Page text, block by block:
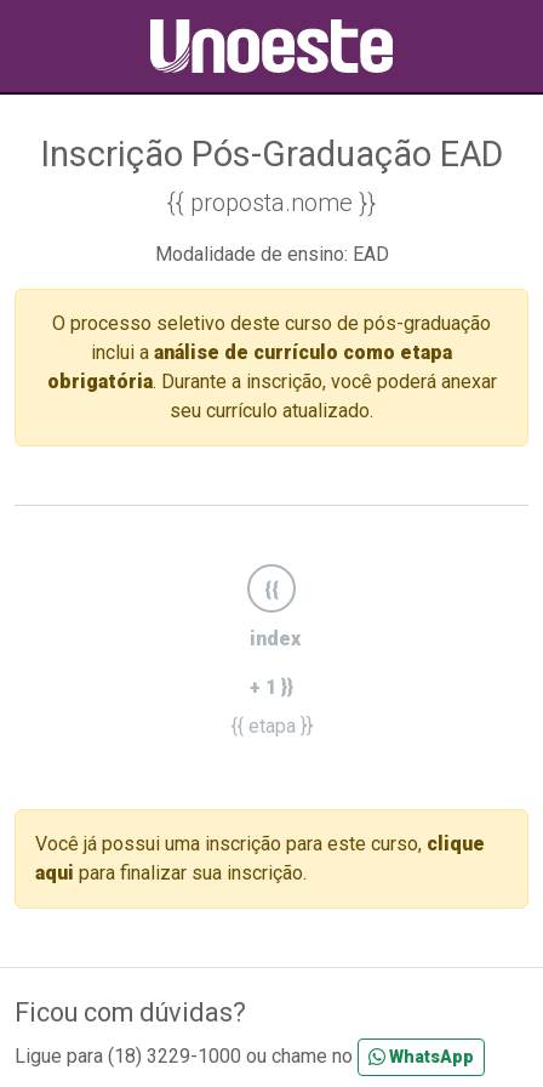
Inscrição Pós-Graduação EAD
{{ proposta.nome }}
Modalidade de ensino: EAD
O processo seletivo deste curso de pós-graduação
inclui a análise de currículo como etapa
obrigatória. Durante a inscrição, você poderá anexar
seu currículo atualizado.
{{
index
+ 1 }}
{{ etapa }}
Você já possui uma inscrição para este curso, clique
aqui para finalizar sua inscrição.
Ficou com dúvidas?
Ligue para (18) 3229-1000 ou chame no WhatsApp